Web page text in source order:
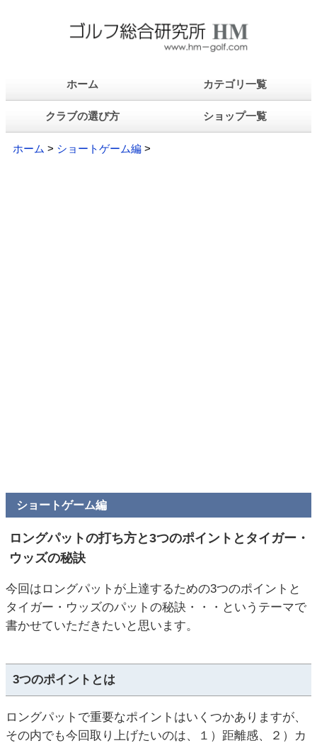
ホーム カテゴリ一覧
クラブの選び方 ショップ一覧
ホーム > ショートゲーム編 >
ショートゲーム編
ロングパットの打ち方と3つのポイントとタイガー・
ウッズの秘訣
今回はロングパットが上達するための3つのポイントと
タイガー・ウッズのパットの秘訣・・・というテーマで
書かせていただきたいと思います。
3つのポイントとは
ロングパットで重要なポイントはいくつかありますが、
その内でも今回取り上げたいのは、１）距離感、２）カ